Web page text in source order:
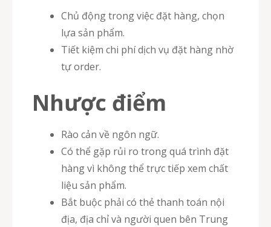
Chủ động trong việc đặt hàng, chọn
lựa sản phẩm.
Tiết kiệm chi phí dịch vụ đặt hàng nhờ
tự order.
Nhược điểm
Rào cản về ngôn ngữ.
Có thể gặp rủi ro trong quá trình đặt
hàng vì không thể trực tiếp xem chất
liệu sản phẩm.
Bắt buộc phải có thẻ thanh toán nội
địa, địa chỉ và người quen bên Trung